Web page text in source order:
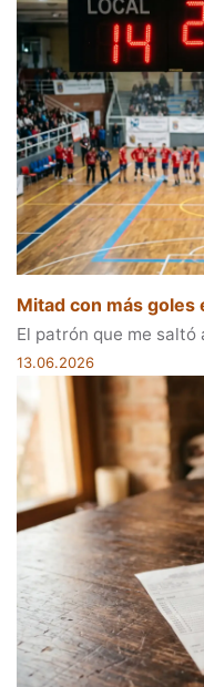
Mitad con más goles
El patrón que me saltó
13.06.2026